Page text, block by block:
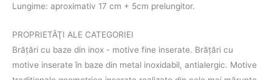
Lungime: aproximativ 17 cm + 5cm prelungitor.
PROPRIETĂŢI ALE CATEGORIEI
Brăţări cu baze din inox - motive fine inserate. Brăţări cu
motive inserate în baze din metal inoxidabil, antialergic. Motive